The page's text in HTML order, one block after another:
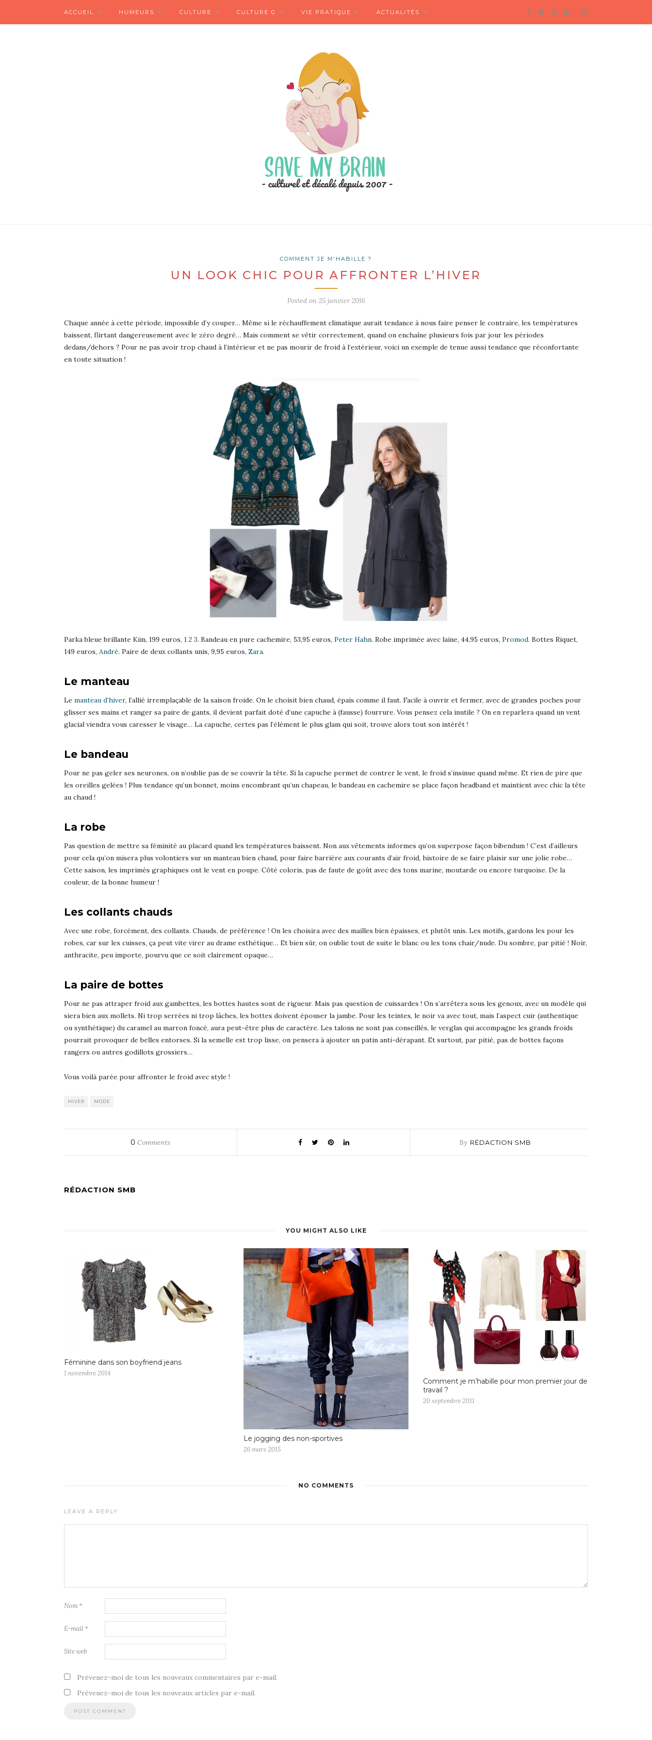
ACCUEIL HUMEURS CULTURE CULTURE G VIE PRATIQUE ACTUALITÉS
COMMENT JE M'HABILLE ?
UN LOOK CHIC POUR AFFRONTER L’HIVER
Posted on 25 janvier 2016
Chaque année à cette période, impossible d’y couper… Même si le réchauffement climatique aurait tendance à nous faire penser le contraire, les températures
baissent, flirtant dangereusement avec le zéro degré… Mais comment se vêtir correctement, quand on enchaîne plusieurs fois par jour les périodes
dedans/dehors ? Pour ne pas avoir trop chaud à l’intérieur et ne pas mourir de froid à l’extérieur, voici un exemple de tenue aussi tendance que réconfortante
en toute situation !
Parka bleue brillante Kim, 199 euros, 1 2 3. Bandeau en pure cachemire, 53,95 euros, Peter Hahn. Robe imprimée avec laine, 44,95 euros, Promod. Bottes Riquet,
149 euros, André. Paire de deux collants unis, 9,95 euros, Zara.
Le manteau
Le manteau d’hiver, l’allié irremplaçable de la saison froide. On le choisit bien chaud, épais comme il faut. Facile à ouvrir et fermer, avec de grandes poches pour
glisser ses mains et ranger sa paire de gants, il devient parfait doté d’une capuche à (fausse) fourrure. Vous pensez cela inutile ? On en reparlera quand un vent
glacial viendra vous caresser le visage… La capuche, certes pas l’élément le plus glam qui soit, trouve alors tout son intérêt !
Le bandeau
Pour ne pas geler ses neurones, on n’oublie pas de se couvrir la tête. Si la capuche permet de contrer le vent, le froid s’insinue quand même. Et rien de pire que
les oreilles gelées ! Plus tendance qu’un bonnet, moins encombrant qu’un chapeau, le bandeau en cachemire se place façon headband et maintient avec chic la tête
au chaud !
La robe
Pas question de mettre sa féminité au placard quand les températures baissent. Non aux vêtements informes qu’on superpose façon bibendum ! C’est d’ailleurs
pour cela qu’on misera plus volontiers sur un manteau bien chaud, pour faire barrière aux courants d’air froid, histoire de se faire plaisir sur une jolie robe…
Cette saison, les imprimés graphiques ont le vent en poupe. Côté coloris, pas de faute de goût avec des tons marine, moutarde ou encore turquoise. De la
couleur, de la bonne humeur !
Les collants chauds
Avec une robe, forcément, des collants. Chauds, de préférence ! On les choisira avec des mailles bien épaisses, et plutôt unis. Les motifs, gardons les pour les
robes, car sur les cuisses, ça peut vite virer au drame esthétique… Et bien sûr, on oublie tout de suite le blanc ou les tons chair/nude. Du sombre, par pitié ! Noir,
anthracite, peu importe, pourvu que ce soit clairement opaque…
La paire de bottes
Pour ne pas attraper froid aux gambettes, les bottes hautes sont de rigueur. Mais pas question de cuissardes ! On s’arrêtera sous les genoux, avec un modèle qui
siera bien aux mollets. Ni trop serrées ni trop lâches, les bottes doivent épouser la jambe. Pour les teintes, le noir va avec tout, mais l’aspect cuir (authentique
ou synthétique) du caramel au marron foncé, aura peut-être plus de caractère. Les talons ne sont pas conseillés, le verglas qui accompagne les grands froids
pourrait provoquer de belles entorses. Si la semelle est trop lisse, on pensera à ajouter un patin anti-dérapant. Et surtout, par pitié, pas de bottes façons
rangers ou autres godillots grossiers…
Vous voilà parée pour affronter le froid avec style !
HIVER MODE
0 Comments By RÉDACTION SMB
RÉDACTION SMB
YOU MIGHT ALSO LIKE
Féminine dans son boyfriend jeans
1 novembre 2014
Le jogging des non-sportives
26 mars 2015
Comment je m’habille pour mon premier jour de
travail ?
20 septembre 2011
NO COMMENTS
LEAVE A REPLY
Nom *
E-mail *
Site web
Prévenez-moi de tous les nouveaux commentaires par e-mail.
Prévenez-moi de tous les nouveaux articles par e-mail.